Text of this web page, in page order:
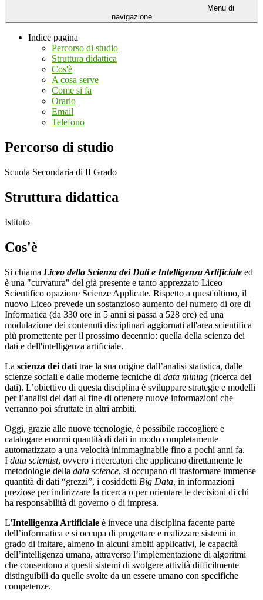
Menu di
navigazione
Indice pagina
Percorso di studio
Struttura didattica
Cos'è
A cosa serve
Come si fa
Orario
Email
Telefono
Percorso di studio
Scuola Secondaria di II Grado
Struttura didattica
Istituto
Cos'è
Si chiama Liceo della Scienza dei Dati e Intelligenza Artificiale ed
è una "curvatura" del già presente e tanto apprezzato Liceo
Scientifico opazione Scienze Applicate. Rispetto a quest'ultimo, il
nuovo Liceo prevede un sostanzioso aumento del numero di ore di
Informatica (da 330 ore in 5 anni si passa a 528 ore) ed una
modulazione dei contenuti disciplinari aggiornati all'area scientifica
più promettente per il prossimo decennio: quella della scienza dei
dati e dell'intelligenza artificiale.
La scienza dei dati trae la sua origine dall’analisi statistica, dalle
scienze sociali e dalle moderne tecniche di data mining (ricerca dei
dati). L’obiettivo di questa disciplina è sviluppare strategie e modelli
per l’analisi dei dati al fine di ottenere nuove informazioni che
verranno poi sfruttate in altri ambiti.
Oggi, grazie alle nuove tecnologie, è possibile raccogliere e
catalogare enormi quantità di dati in modo completamente
automatizzato a una velocità inimmaginabile fino a pochi anni fa.
I data scientist, ovvero i ricercatori che applicano direttamente le
metodologie della data science, si occupano di trasformare immense
quantità di dati “grezzi”, i cosiddetti Big Data, in informazioni
preziose per indirizzare la ricerca o per orientare le decisioni di chi
ha responsabilità di governo o di impresa.
L'Intelligenza Artificiale è invece una disciplina facente parte
dell’informatica e si occupa di progettare e realizzare sistemi in
grado di imitare, almeno in alcuni ambiti applicativi, le capacità
dell’intelligenza umana, attraverso l’implementazione di algoritmi
che consentono a questi sistemi di svolgere attività difficilmente
distinguibili da quelle svolte da un essere umano con specifiche
competenze.